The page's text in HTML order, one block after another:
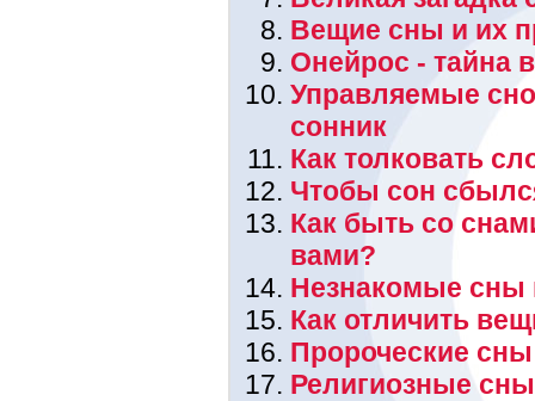
Вещие сны и их
Онейрос - тайна
Управляемые
сонник
Как толковать
Чтобы сон
Как быть со
вами?
Незнакомые сны
Как отличить
Пророческие сны
Религиозные сны